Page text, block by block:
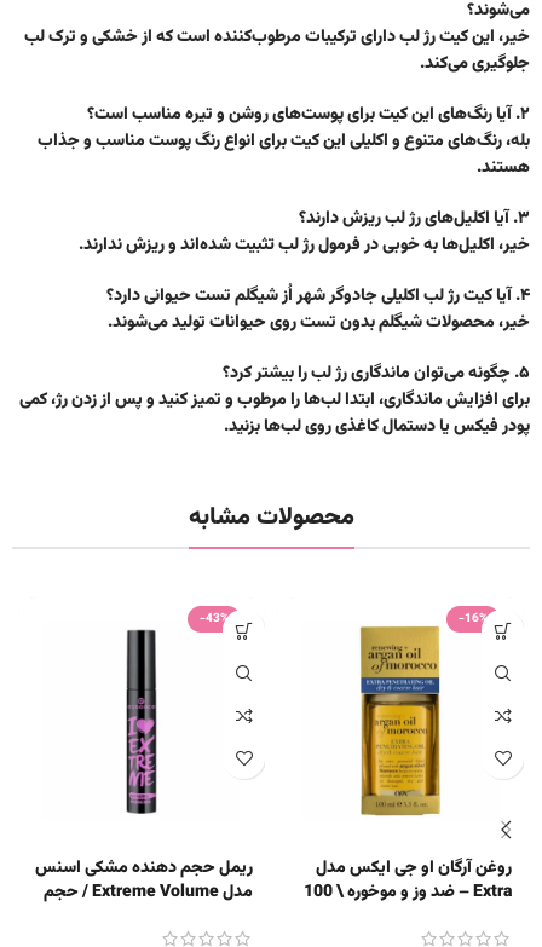
می‌شوند؟
خیر، این کیت رژ لب دارای ترکیبات مرطوب‌کننده است که از خشکی و ترک لب
جلوگیری می‌کند.
۲. آیا رنگ‌های این کیت برای پوست‌های روشن و تیره مناسب است؟
بله، رنگ‌های متنوع و اکلیلی این کیت برای انواع رنگ پوست مناسب و جذاب
هستند.
۳. آیا اکلیل‌های رژ لب ریزش دارند؟
خیر، اکلیل‌ها به خوبی در فرمول رژ لب تثبیت شده‌اند و ریزش ندارند.
۴. آیا کیت رژ لب اکلیلی جادوگر شهر اُز شیگلم تست حیوانی دارد؟
خیر، محصولات شیگلم بدون تست روی حیوانات تولید می‌شوند.
۵. چگونه می‌توان ماندگاری رژ لب را بیشتر کرد؟
برای افزایش ماندگاری، ابتدا لب‌ها را مرطوب و تمیز کنید و پس از زدن رژ، کمی
پودر فیکس یا دستمال کاغذی روی لب‌ها بزنید.
محصولات مشابه
-16%
روغن آرگان او جی ایکس مدل
Extra – ضد وز و موخوره \ 100
-43%
ریمل حجم دهنده مشکی اسنس
مدل Extreme Volume / حجم